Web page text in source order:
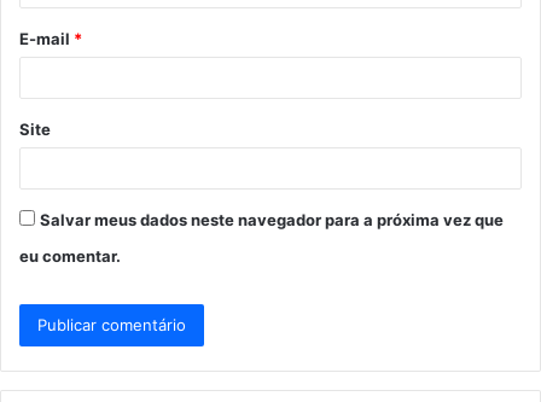
*
E-mail *
Site
Salvar meus dados neste navegador para a próxima vez que
eu comentar.